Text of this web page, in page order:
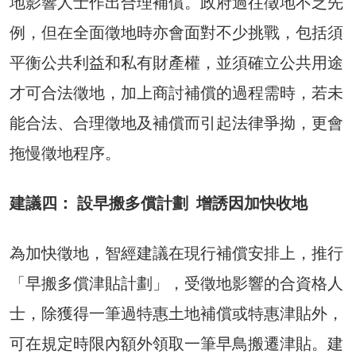
例，但在全面徵地時亦會面對不少挑戰，包括須
平衡公共利益和私有財產權，並須確立公共用途
才可合法徵地，加上商討補償的過程需時，若未
能合法、合理徵地及補償而引起法律爭拗，更會
拖慢徵地程序。
建議四： 設早搬多償計劃 增誘因加快收地
為加快徵地，智經建議在現行補償安排上，推行
「早搬多償津貼計劃」，受徵地影響的合資格人
士，除獲得一筆過特惠土地補償或特惠津貼外，
可在規定時限內額外領取一筆早鳥搬遷津貼。建